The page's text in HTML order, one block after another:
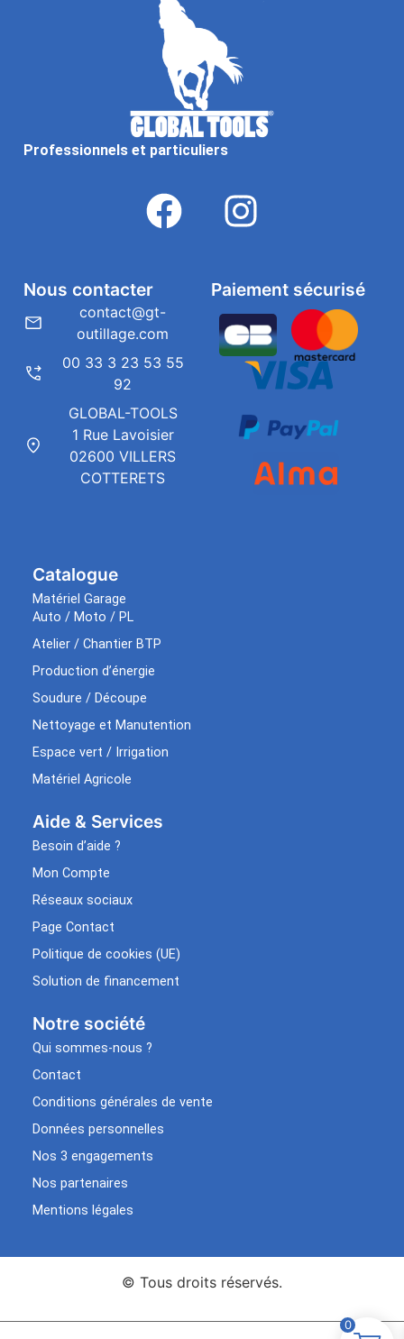
Professionnels et particuliers
Catalogue
Matériel Garage
Auto / Moto / PL
Atelier / Chantier BTP
Production d’énergie
Soudure / Découpe
Nettoyage et Manutention
Espace vert / Irrigation
Matériel Agricole
Aide & Services​
Besoin d’aide ?
Mon Compte
Réseaux sociaux
Page Contact
Politique de cookies (UE)
Solution de financement
Notre société
Qui sommes-nous ?
Contact
Conditions générales de vente
Données personnelles
Nos 3 engagements
Nos partenaires
Mentions légales
Paiement sécurisé
Nous contacter
contact@gt-
outillage.com
00 33 3 23 53 55
92
GLOBAL-TOOLS
1 Rue Lavoisier
02600 VILLERS
COTTERETS
© Tous droits réservés.
0